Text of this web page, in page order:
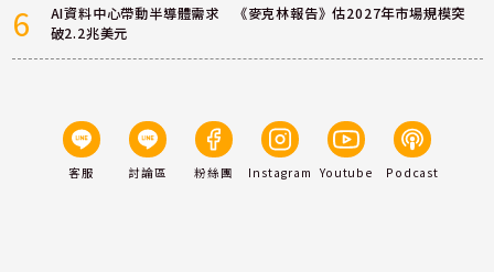
6
AI資料中心帶動半導體需求 《麥克林報告》估2027年市場規模突
破2.2兆美元
客服 討論區 粉絲團 Instagram Youtube Podcast